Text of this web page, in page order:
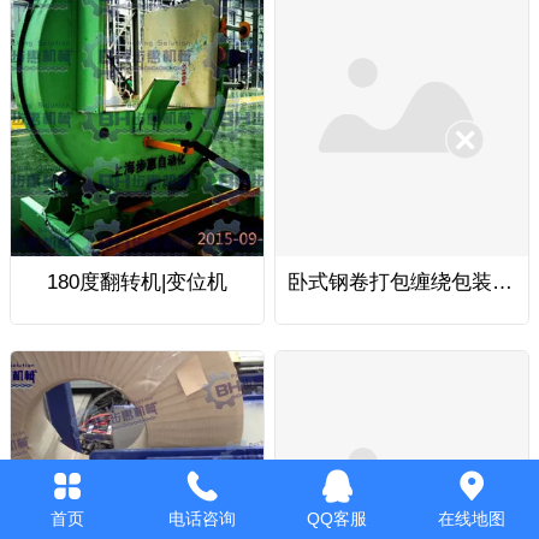
180度翻转机|变位机 卧式钢卷打包缠绕包装堆垛流水线
首页 电话咨询 QQ客服 在线地图